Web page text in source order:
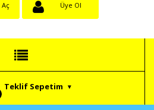
Üye Ol
Teklif Sepetim